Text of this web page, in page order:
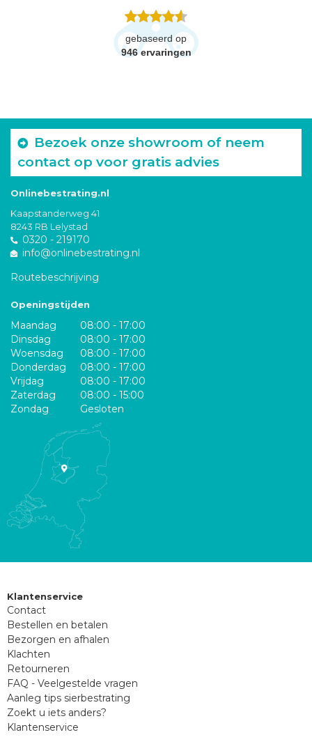
gebaseerd op
946 ervaringen
Bezoek onze showroom of neem
contact op voor gratis advies
Onlinebestrating.nl
Kaapstanderweg 41
8243 RB Lelystad
0320 - 219170
info@onlinebestrating.nl
Routebeschrijving
Openingstijden
Maandag
08:00 - 17:00
Dinsdag
08:00 - 17:00
Woensdag
08:00 - 17:00
Donderdag
08:00 - 17:00
Vrijdag
08:00 - 17:00
Zaterdag
08:00 - 15:00
Zondag
Gesloten
Klantenservice
Contact
Bestellen en betalen
Bezorgen en afhalen
Klachten
Retourneren
FAQ - Veelgestelde vragen
Aanleg tips sierbestrating
Zoekt u iets anders?
Klantenservice